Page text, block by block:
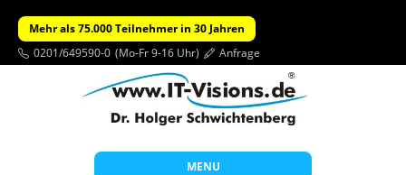
Mehr als 75.000 Teilnehmer in 30 Jahren
0201/649590-0 (Mo-Fr 9-16 Uhr) Anfrage
MENU